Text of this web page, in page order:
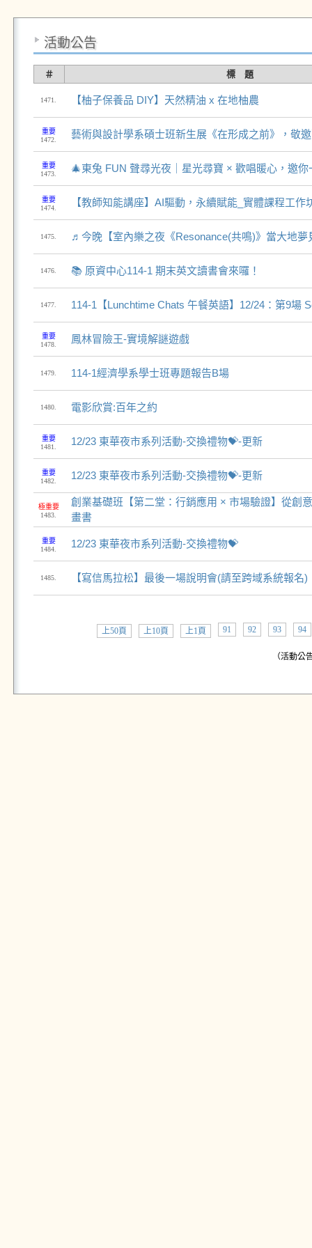
活動公告
＃ 標 題
1471. 【柚子保養品 DIY】天然精油 x 在地柚農
重要
1472.
藝術與設計學系碩士班新生展《在形成之前》，敬
重要
1473.
🎄東兔 FUN 聲尋光夜｜星光尋寶 × 歡唱暖心，邀你
重要
1474.
【教師知能講座】AI驅動，永續賦能_實體課程工作
1475. ♬今晚【室內樂之夜《Resonance(共鳴)》當大地夢
1476. 📚 原資中心114-1 期末英文讀書會來囉！
1477. 114-1【Lunchtime Chats 午餐英語】12/24：第9場
重要
1478.
鳳林冒險王-實境解謎遊戲
1479. 114-1經濟學系學士班專題報告B場
1480. 電影欣賞:百年之約
重要
1481.
12/23 東華夜市系列活動-交換禮物💝-更新
重要
1482.
12/23 東華夜市系列活動-交換禮物💝-更新
極重要
1483.
創業基礎班【第二堂：行銷應用 × 市場驗證】從創
畫書
重要
1484.
12/23 東華夜市系列活動-交換禮物💝
1485. 【寫信馬拉松】最後一場說明會(請至跨域系統報名)
上50頁 上10頁 上1頁 91 92 93 94
（活動公